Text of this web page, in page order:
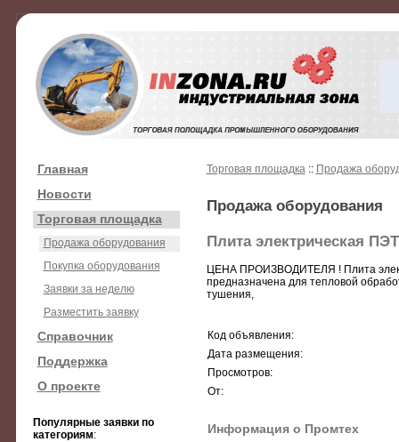
Главная
Новости
Торговая площадка
Продажа оборудования
Покупка оборудования
Заявки за неделю
Разместить заявку
Справочник
Поддержка
О проекте
Популярные заявки по
категориям:
Торговая площадка:: Продажа
Продажа оборудования
Плита электрическая
ЦЕНА ПРОИЗВОДИТЕЛЯ ! Плита
предназначена для тепловой
тушения,
Код объявления:
Дата размещения:
Просмотров:
От:
Информация о Промтех